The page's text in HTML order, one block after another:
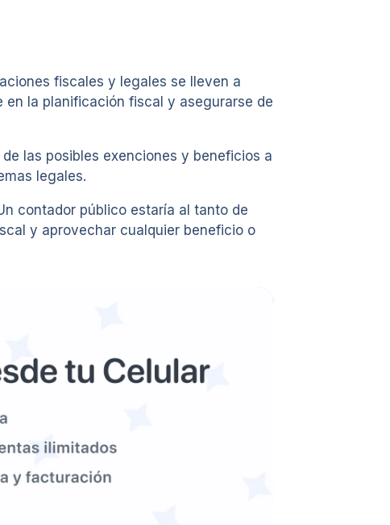
fiscales y legales se lleven a
la planificación fiscal y asegurarse de
las posibles exenciones y beneficios a
legales.
contador público estaría al tanto de
y aprovechar cualquier beneficio o